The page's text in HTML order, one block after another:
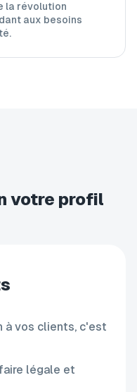
la révolution
aux besoins
votre profil
à vos clients, c'est
légale et